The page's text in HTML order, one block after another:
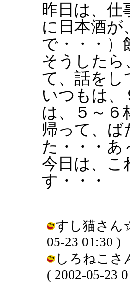
昨日は、仕
に日本酒が
で・・・）
そうしたら
て、話をし
いつもは、
は、５～６
帰って、ば
た・・・あ
今日は、こ
す・・・
すし猫さん
05-23 01:30 )
しろねこさ
( 2002-05-23